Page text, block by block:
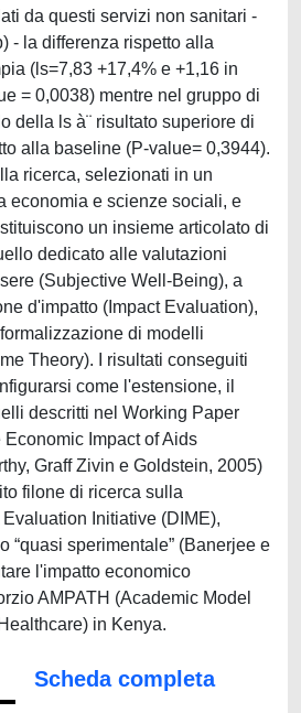
da questi servizi non sanitari -
- la differenza rispetto alla
(ls=7,83 +17,4% e +1,16 in
= 0,0038) mentre nel gruppo di
della ls à¨ risultato superiore di
alla baseline (P-value= 0,3944).
ricerca, selezionati in un
economia e scienze sociali, e
un insieme articolato di
dedicato alle valutazioni
(Subjective Well-Being), a
d'impatto (Impact Evaluation),
di modelli
Theory). I risultati conseguiti
come l'estensione, il
descritti nel Working Paper
Impact of Aids
Graff Zivin e Goldstein, 2005)
filone di ricerca sulla
Initiative (DIME),
“quasi sperimentale” (Banerjee e
l'impatto economico
AMPATH (Academic Model
in Kenya.
Scheda completa